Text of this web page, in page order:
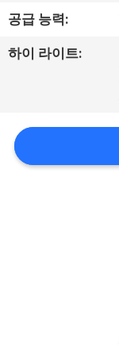
여
행
질
관
공급 능력:
하이 라이트: